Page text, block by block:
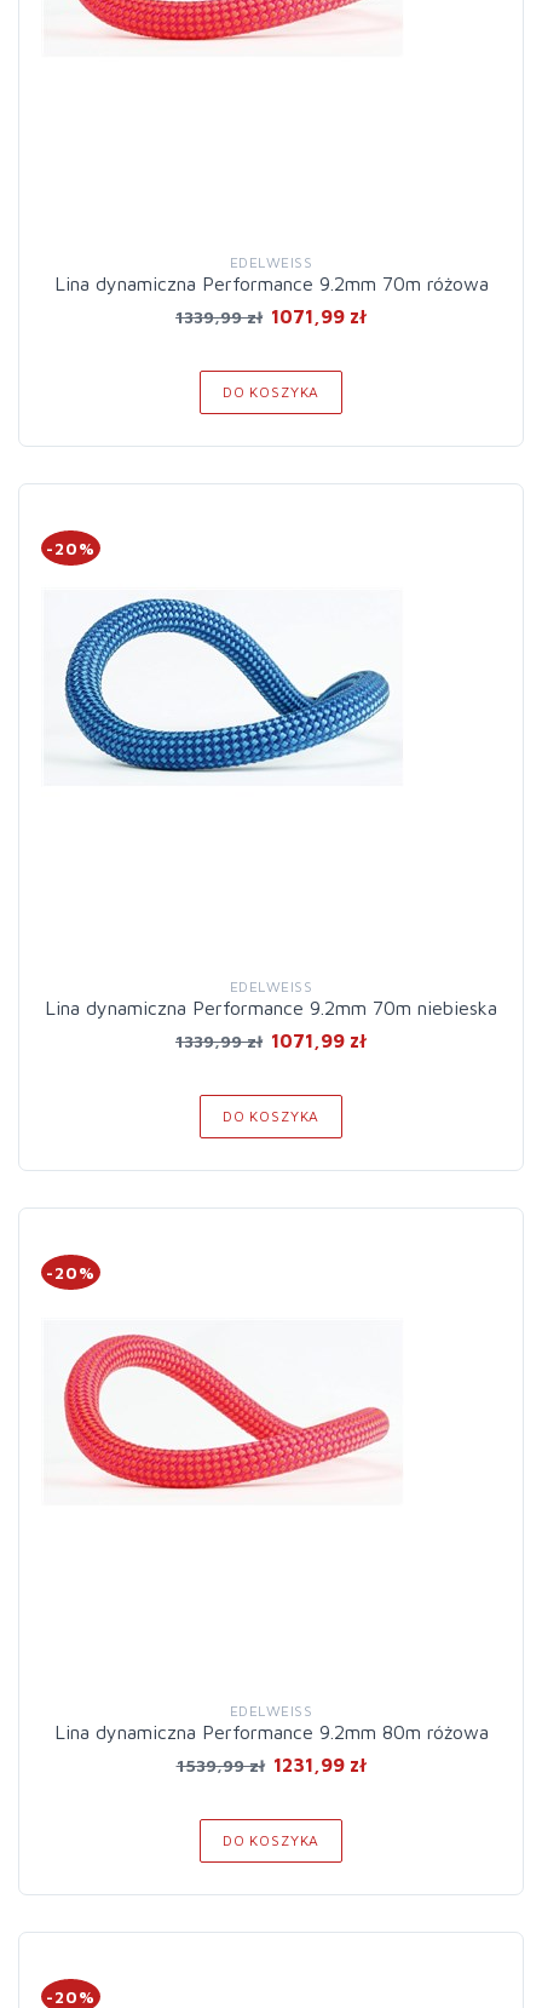
EDELWEISS
Lina dynamiczna Performance 9.2mm 70m różowa
1339,99 zł 1071,99 zł
DO KOSZYKA
-20%
EDELWEISS
Lina dynamiczna Performance 9.2mm 70m niebieska
1339,99 zł 1071,99 zł
DO KOSZYKA
-20%
EDELWEISS
Lina dynamiczna Performance 9.2mm 80m różowa
1539,99 zł 1231,99 zł
DO KOSZYKA
-20%